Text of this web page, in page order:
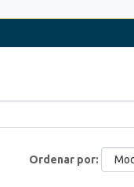
Ordenar por